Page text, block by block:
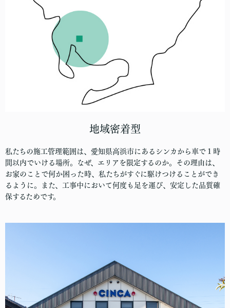
地域密着型
私たちの施工管理範囲は、愛知県高浜市にあるシンカから車で１時
間以内でいける場所。なぜ、エリアを限定するのか。その理由は、
お家のことで何か困った時、私たちがすぐに駆けつけることができ
るように。また、工事中において何度も足を運び、安定した品質確
保するためです。